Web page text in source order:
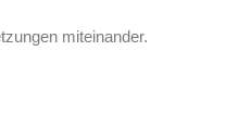
miteinander.